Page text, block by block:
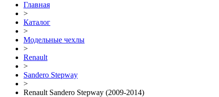
Главная
>
Каталог
>
Модельные чехлы
>
Renault
>
Sandero Stepway
>
Renault Sandero Stepway (2009-2014)